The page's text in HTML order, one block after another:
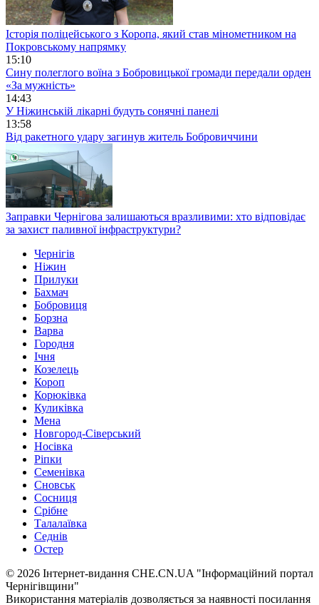
Історія поліцейського з Коропа, який став мінометником на
Покровському напрямку
15:10
Сину полеглого воїна з Бобровицької громади передали орден
«За мужність»
14:43
У Ніжинській лікарні будуть сонячні панелі
13:58
Від ракетного удару загинув житель Бобровиччини
Заправки Чернігова залишаються вразливими: хто відповідає
за захист паливної інфраструктури?
Чернігів
Ніжин
Прилуки
Бахмач
Бобровиця
Борзна
Варва
Городня
Ічня
Козелець
Короп
Корюківка
Куликівка
Мена
Новгород-Сіверський
Носівка
Ріпки
Семенівка
Сновськ
Сосниця
Срібне
Талалаївка
Седнів
Остер
© 2026 Інтернет-видання CHE.CN.UA "Інформаційний портал
Чернiгiвщини"
Використання матеріалів дозволяється за наявності посилання